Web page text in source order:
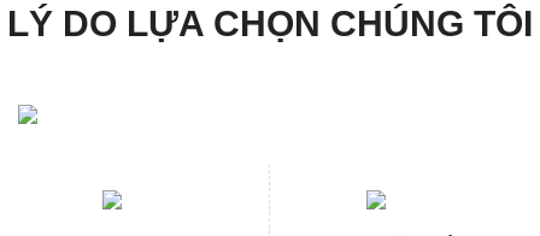
LÝ DO LỰA CHỌN CHÚNG TÔI